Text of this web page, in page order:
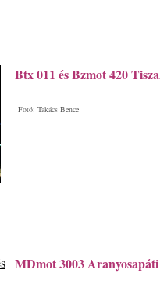
Btx 011 és Bzmot 420
Fotó: Takács Bence
MDmot 3003